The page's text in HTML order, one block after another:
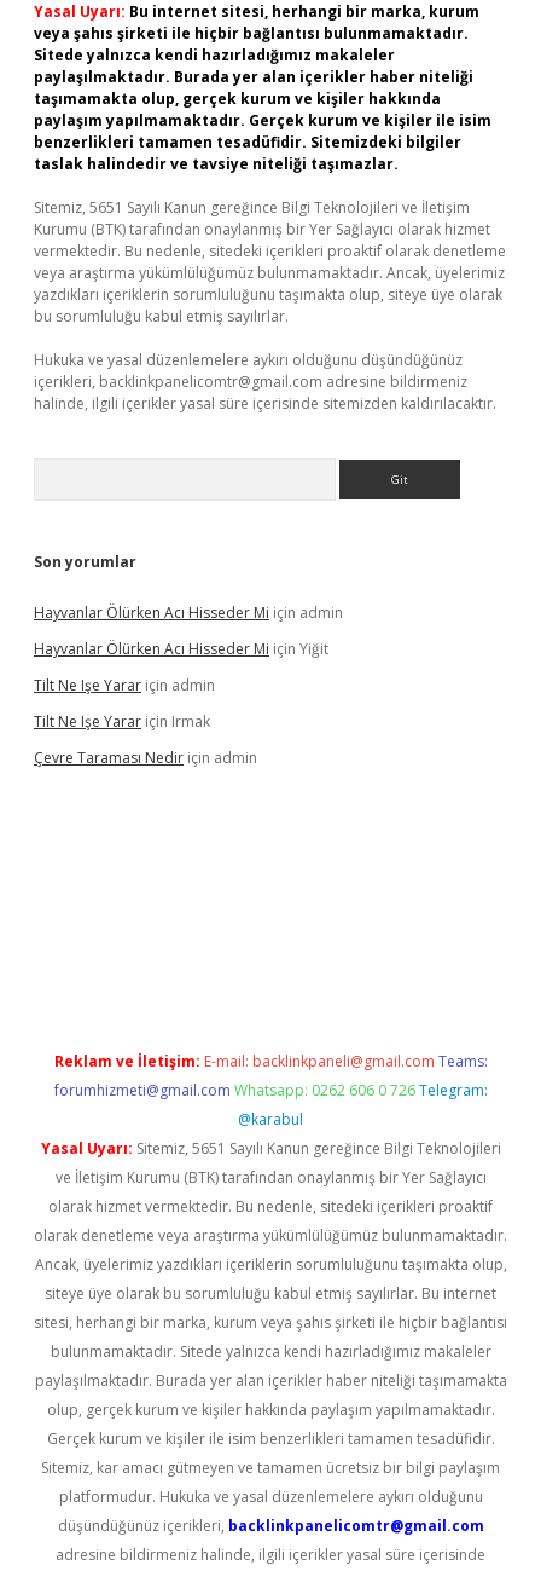
Yasal Uyarı: Bu internet sitesi, herhangi bir marka, kurum
veya şahıs şirketi ile hiçbir bağlantısı bulunmamaktadır.
Sitede yalnızca kendi hazırladığımız makaleler
paylaşılmaktadır. Burada yer alan içerikler haber niteliği
taşımamakta olup, gerçek kurum ve kişiler hakkında
paylaşım yapılmamaktadır. Gerçek kurum ve kişiler ile isim
benzerlikleri tamamen tesadüfidir. Sitemizdeki bilgiler
taslak halindedir ve tavsiye niteliği taşımazlar.
Sitemiz, 5651 Sayılı Kanun gereğince Bilgi Teknolojileri ve İletişim
Kurumu (BTK) tarafından onaylanmış bir Yer Sağlayıcı olarak hizmet
vermektedir. Bu nedenle, sitedeki içerikleri proaktif olarak denetleme
veya araştırma yükümlülüğümüz bulunmamaktadır. Ancak, üyelerimiz
yazdıkları içeriklerin sorumluluğunu taşımakta olup, siteye üye olarak
bu sorumluluğu kabul etmiş sayılırlar.
Hukuka ve yasal düzenlemelere aykırı olduğunu düşündüğünüz
içerikleri, backlinkpanelicomtr@gmail.com adresine bildirmeniz
halinde, ilgili içerikler yasal süre içerisinde sitemizden kaldırılacaktır.
Son yorumlar
Hayvanlar Ölürken Acı Hisseder Mi için admin
Hayvanlar Ölürken Acı Hisseder Mi için Yiğit
Tilt Ne Işe Yarar için admin
Tilt Ne Işe Yarar için Irmak
Çevre Taraması Nedir için admin
Reklam ve İletişim: E-mail: backlinkpaneli@gmail.com Teams:
forumhizmeti@gmail.com Whatsapp: 0262 606 0 726 Telegram:
@karabul
Yasal Uyarı: Sitemiz, 5651 Sayılı Kanun gereğince Bilgi Teknolojileri
ve İletişim Kurumu (BTK) tarafından onaylanmış bir Yer Sağlayıcı
olarak hizmet vermektedir. Bu nedenle, sitedeki içerikleri proaktif
olarak denetleme veya araştırma yükümlülüğümüz bulunmamaktadır.
Ancak, üyelerimiz yazdıkları içeriklerin sorumluluğunu taşımakta olup,
siteye üye olarak bu sorumluluğu kabul etmiş sayılırlar. Bu internet
sitesi, herhangi bir marka, kurum veya şahıs şirketi ile hiçbir bağlantısı
bulunmamaktadır. Sitede yalnızca kendi hazırladığımız makaleler
paylaşılmaktadır. Burada yer alan içerikler haber niteliği taşımamakta
olup, gerçek kurum ve kişiler hakkında paylaşım yapılmamaktadır.
Gerçek kurum ve kişiler ile isim benzerlikleri tamamen tesadüfidir.
Sitemiz, kar amacı gütmeyen ve tamamen ücretsiz bir bilgi paylaşım
platformudur. Hukuka ve yasal düzenlemelere aykırı olduğunu
düşündüğünüz içerikleri, backlinkpanelicomtr@gmail.com
adresine bildirmeniz halinde, ilgili içerikler yasal süre içerisinde